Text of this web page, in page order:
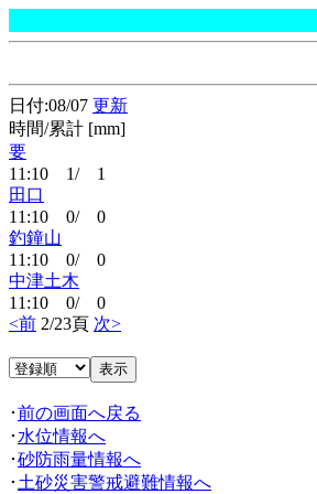
日付:08/07 更新
時間/累計 [mm]
要
11:10 1/ 1
田口
11:10 0/ 0
釣鐘山
11:10 0/ 0
中津土木
11:10 0/ 0
<前 2/23頁 次>
･前の画面へ戻る
･ 水位情報へ
･砂防雨量情報へ
･ 土砂災害警戒避難情報へ